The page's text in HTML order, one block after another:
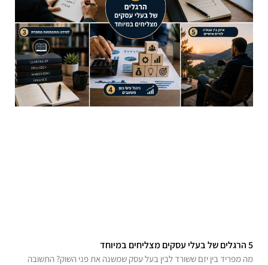
5 הרגלים של בעלי עסקים מצליחים במיוחד
מה מפריד בין יזם ששורד לבין בעל עסק שמשנה את פני השוק? התשובה